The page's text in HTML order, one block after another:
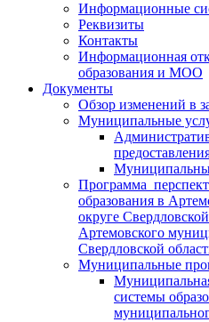
Информационные
Реквизиты
Контакты
Информационная
образования и МОО
Документы
Обзор изменений в
Муниципальные
Программа
образования в
округе
Артемовского
Свердловской
Муниципальные
системы